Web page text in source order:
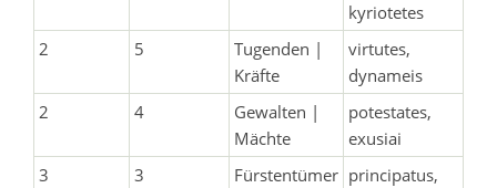
kyriotetes
2
5
Tugenden |
Kräfte
virtutes,
dynameis
2
4
Gewalten |
Mächte
potestates,
exusiai
3
3 Fürstentümer principatus,